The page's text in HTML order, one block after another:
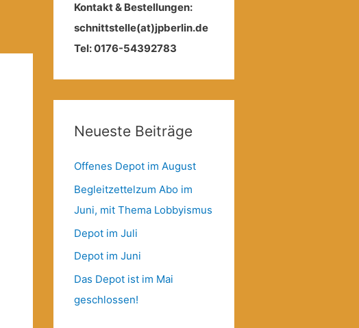
Kontakt & Bestellungen:
schnittstelle(at)jpberlin.de
Tel: 0176-54392783
Neueste Beiträge
Offenes Depot im August
Begleitzettelzum Abo im
Juni, mit Thema Lobbyismus
Depot im Juli
Depot im Juni
Das Depot ist im Mai
geschlossen!